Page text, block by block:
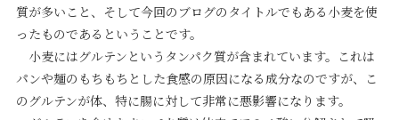
質が多いこと、そして今回のブログのタイトルでもある小麦を使
ったものであるということです。
小麦にはグルテンというタンパク質が含まれています。これは
パンや麺のもちもちとした食感の原因になる成分なのですが、こ
のグルテンが体、特に腸に対して非常に悪影響になります。